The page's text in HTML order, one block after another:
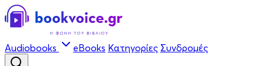
Audiobooks eBooks Κατηγορίες Συνδρομές